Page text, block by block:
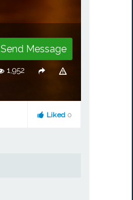
Send Message
1,952
Liked 0